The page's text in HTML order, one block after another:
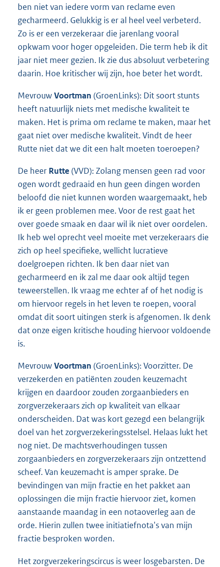
ben niet van iedere vorm van reclame even
gecharmeerd. Gelukkig is er al heel veel verbeterd.
Zo is er een verzekeraar die jarenlang vooral
opkwam voor hoger opgeleiden. Die term heb ik dit
jaar niet meer gezien. Ik zie dus absoluut verbetering
daarin. Hoe kritischer wij zijn, hoe beter het wordt.
MevrouwVoortman (GroenLinks): Dit soort stunts
heeft natuurlijk niets met medische kwaliteit te
maken. Het is prima om reclame te maken, maar het
gaat niet over medische kwaliteit. Vindt de heer
Rutte niet dat we dit een halt moeten toeroepen?
De heer Rutte(VVD): Zolang mensen geen rad voor
ogen wordt gedraaid en hun geen dingen worden
beloofd die niet kunnen worden waargemaakt, heb
ik er geen problemen mee. Voor de rest gaat het
over goede smaak en daar wil ik niet over oordelen.
Ik heb wel oprecht veel moeite met verzekeraars die
zich op heel specifieke, wellicht lucratieve
doelgroepen richten. Ik ben daar niet van
gecharmeerd en ik zal me daar ook altijd tegen
teweerstellen. Ik vraag me echter af of het nodig is
om hiervoor regels in het leven te roepen, vooral
omdat dit soort uitingen sterk is afgenomen. Ik denk
dat onze eigen kritische houding hiervoor voldoende
is.
MevrouwVoortman (GroenLinks): Voorzitter. De
verzekerden en patiënten zouden keuzemacht
krijgen en daardoor zouden zorgaanbieders en
zorgverzekeraars zich op kwaliteit van elkaar
onderscheiden. Dat was kort gezegd een belangrijk
doel van het zorgverzekeringsstelsel. Helaas lukt het
nog niet. De machtsverhoudingen tussen
zorgaanbieders en zorgverzekeraars zijn ontzettend
scheef. Van keuzemacht is amper sprake. De
bevindingen van mijn fractie en het pakket aan
oplossingen die mijn fractie hiervoor ziet, komen
aanstaande maandag in een notaoverleg aan de
orde. Hierin zullen twee initiatiefnota's van mijn
fractie besproken worden.
Het zorgverzekeringscircus is weer losgebarsten. De